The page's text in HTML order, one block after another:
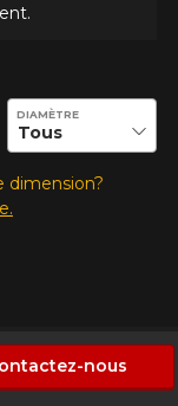
la disponibilité
DIAMÈTRE
dimension?
nous